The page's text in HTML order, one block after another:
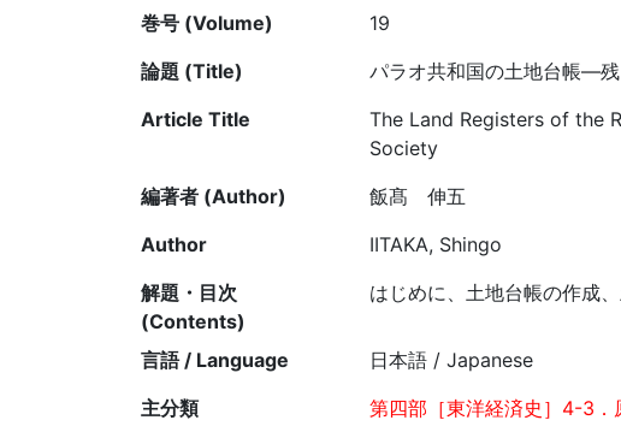
巻号 (Volume)
19
論題 (Title)
パラオ共和国の土地台帳―
Article Title
The Land Registers of the
Society
編著者 (Author)
飯髙 伸五
Author
IITAKA, Shingo
解題・目次
(Contents)
はじめに、土地台帳の作成
言語 / Language
日本語 / Japanese
主分類
第四部［東洋経済史］4-3．